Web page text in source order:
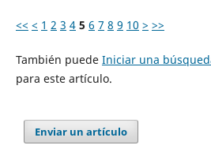
<< < 1 2 3 4 5 6 7 8 9 10 > >>
También puede Iniciar una
para este artículo.
Enviar un artículo